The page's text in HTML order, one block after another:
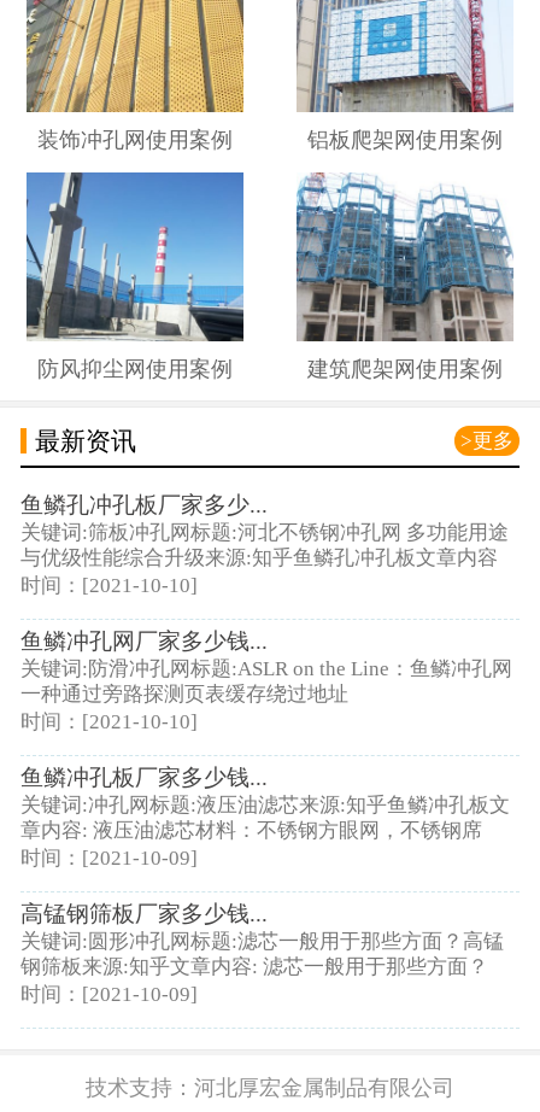
装饰冲孔网使用案例 铝板爬架网使用案例
防风抑尘网使用案例 建筑爬架网使用案例
>更多
最新资讯
鱼鳞孔冲孔板厂家多少...
关键词:筛板冲孔网标题:河北不锈钢冲孔网 多功能用途
与优级性能综合升级来源:知乎鱼鳞孔冲孔板文章内容
时间：[2021-10-10]
鱼鳞冲孔网厂家多少钱...
关键词:防滑冲孔网标题:ASLR on the Line：鱼鳞冲孔网
一种通过旁路探测页表缓存绕过地址
时间：[2021-10-10]
鱼鳞冲孔板厂家多少钱...
关键词:冲孔网标题:液压油滤芯来源:知乎鱼鳞冲孔板文
章内容: 液压油滤芯材料：不锈钢方眼网，不锈钢席
时间：[2021-10-09]
高锰钢筛板厂家多少钱...
关键词:圆形冲孔网标题:滤芯一般用于那些方面？高锰
钢筛板来源:知乎文章内容: 滤芯一般用于那些方面？
时间：[2021-10-09]
技术支持： 河北厚宏金属制品有限公司